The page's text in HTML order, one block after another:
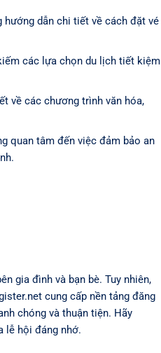
dẫn chi tiết về cách đặt vé
các lựa chọn du lịch tiết kiệm
về các chương trình văn hóa,
quan tâm đến việc đảm bảo an
gia đình và bạn bè. Tuy nhiên,
cung cấp nền tảng đăng
chóng và thuận tiện. Hãy
lễ hội đáng nhớ.